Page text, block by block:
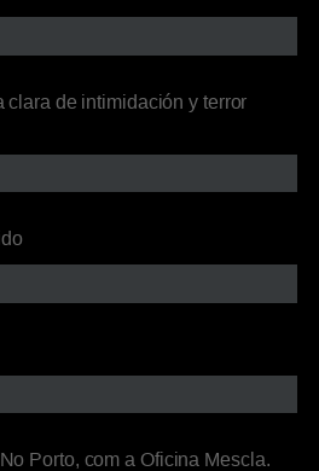
de intimidación y terror
Porto, com a Oficina Mescla.